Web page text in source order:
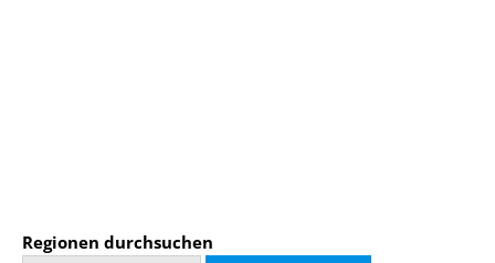
Regionen durchsuchen